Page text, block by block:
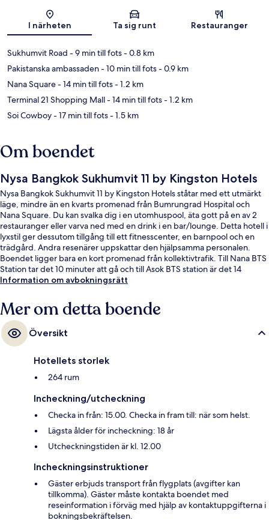
I närheten Ta sig runt Restauranger
Sukhumvit Road - 9 min till fots- 0.8 km
Pakistanska ambassaden- 10 min till fots- 0.9 km
Nana Square- 14 min till fots- 1.2 km
Terminal 21 Shopping Mall- 14 min till fots- 1.2 km
Soi Cowboy- 17 min till fots- 1.5 km
Om boendet
Nysa Bangkok Sukhumvit 11 by Kingston Hotels
Nysa Bangkok Sukhumvit 11 by Kingston Hotels ståtar med ett utmärkt
läge, mindre än en kvarts promenad från Bumrungrad Hospital och
Nana Square. Du kan svalka dig i en utomhuspool, äta gott på en av 2
restauranger eller varva ned med en drink i en bar/lounge. Detta hotell i
lyxstil ger dessutom tillgång till ett fitnesscenter, en barnpool och en
trädgård. Andra resenärer uppskattar den hjälpsamma personalen.
Boendet ligger bara en kort promenad från kollektivtrafik. Till Nana BTS
Station tar det 10 minuter att gå och till Asok BTS station är det 14
minuter.
Information om avbokningsrätt
Mer om detta boende
Översikt
Hotellets storlek
264 rum
Incheckning/utcheckning
Checka in från: 15.00. Checka in fram till: när som helst.
Lägsta ålder för incheckning: 18 år
Utcheckningstiden är kl. 12.00
Incheckningsinstruktioner
Gäster erbjuds transport från flygplats (avgifter kan
tillkomma). Gäster måste kontakta boendet med
reseinformation i förväg med hjälp av kontaktuppgifterna i
bokningsbekräftelsen.